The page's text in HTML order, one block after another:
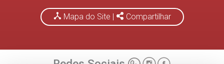
Mapa do Site | Compartilhar